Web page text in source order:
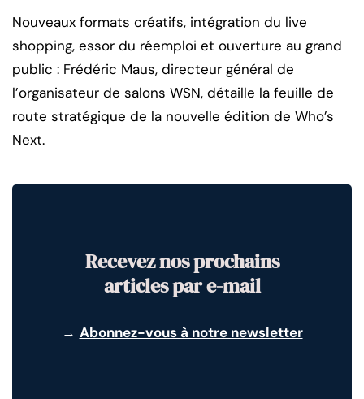
Nouveaux formats créatifs, intégration du live
shopping, essor du réemploi et ouverture au grand
public : Frédéric Maus, directeur général de
l’organisateur de salons WSN, détaille la feuille de
route stratégique de la nouvelle édition de Who’s
Next.
Recevez nos prochains
articles par e-mail
→ Abonnez-vous à notre newsletter